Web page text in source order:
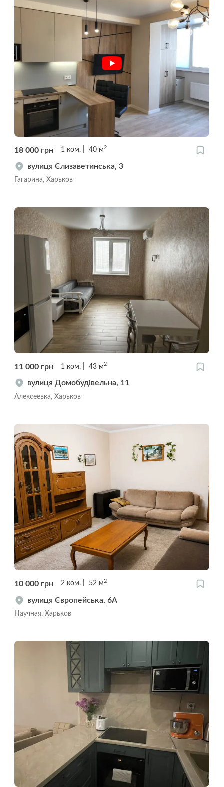
18 000 грн 1 ком. 40 м 2
вулиця Єлизаветинська, 3
Гагарина, Харьков
11 000 грн 1 ком. 43 м2
вулиця Домобудівельна, 11
Алексеевка, Харьков
10 000 грн 2 ком. 52 м 2
вулиця Європейська, 6А
Научная, Харьков